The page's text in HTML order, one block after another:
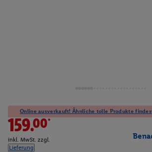
Online ausverkauft! Ähnliche tolle Produkte
159.00*
inkl. MwSt. zzgl.
Lieferung